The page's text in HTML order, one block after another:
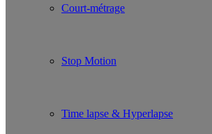
Court-métrage
Stop Motion
Time lapse & Hyperlapse